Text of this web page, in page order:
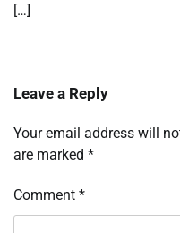
[…]
Leave a Reply
Your email address will
are marked *
Comment *